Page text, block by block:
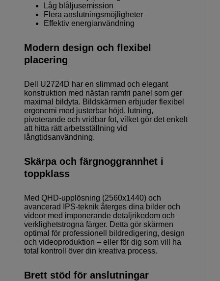
Låg blåljusemission
Flera anslutningsmöjligheter
Effektiv energianvändning
Modern design och flexibel
placering
Dell U2724D har en slimmad och elegant
konstruktion med nästan ramfri panel som ger
maximal bildyta. Bildskärmen erbjuder flexibel
ergonomi med justerbar höjd, lutning,
pivoterande och vridbar fot, vilket gör det enkelt
att hitta rätt arbetsställning vid
långtidsanvändning.
Skärpa och färgnoggrannhet i
toppklass
Med QHD-upplösning (2560x1440) och
avancerad IPS-teknik återges dina bilder och
videor med imponerande detaljrikedom och
verklighetstrogna färger. Detta gör skärmen
optimal för professionell bildredigering, design
och videoproduktion – eller för dig som vill ha
total kontroll över din kreativa process.
Brett stöd för anslutningar